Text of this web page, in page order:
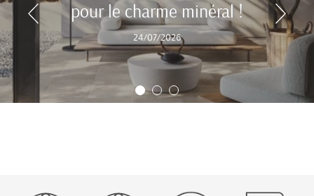
pour le charme minéral !
24/07/2026